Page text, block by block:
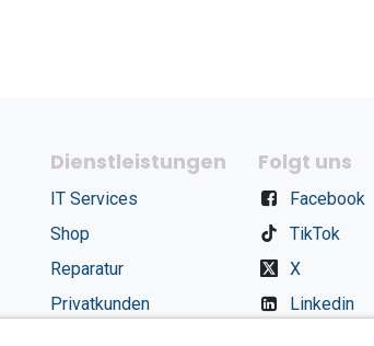
Dienstleistungen
IT Services
Shop
Reparatur
Privatkunden
Folgt uns
Facebook
TikTok
X
Linkedin